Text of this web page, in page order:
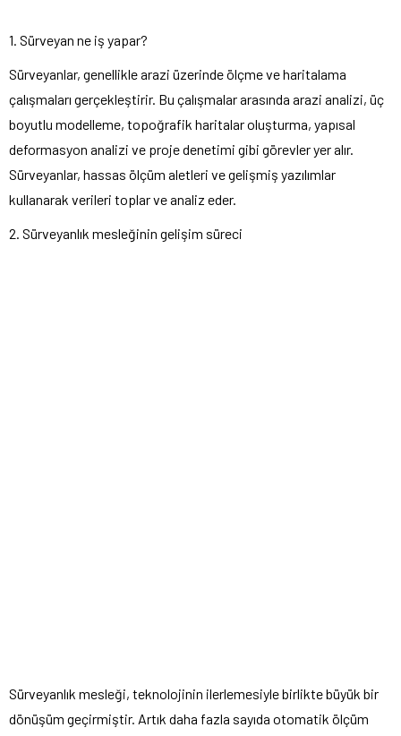
1. Sürveyan ne iş yapar?
Sürveyanlar, genellikle arazi üzerinde ölçme ve haritalama
çalışmaları gerçekleştirir. Bu çalışmalar arasında arazi analizi, üç
boyutlu modelleme, topoğrafik haritalar oluşturma, yapısal
deformasyon analizi ve proje denetimi gibi görevler yer alır.
Sürveyanlar, hassas ölçüm aletleri ve gelişmiş yazılımlar
kullanarak verileri toplar ve analiz eder.
2. Sürveyanlık mesleğinin gelişim süreci
Sürveyanlık mesleği, teknolojinin ilerlemesiyle birlikte büyük bir
dönüşüm geçirmiştir. Artık daha fazla sayıda otomatik ölçüm